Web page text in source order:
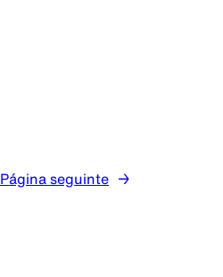
Página seguinte →